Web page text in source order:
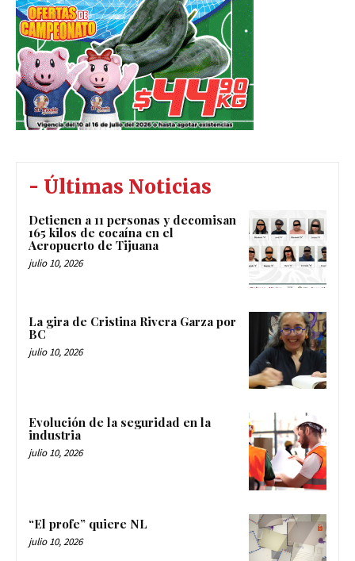
- Últimas Noticias
Detienen a 11 personas y decomisan
165 kilos de cocaína en el
Aeropuerto de Tijuana
julio 10, 2026
La gira de Cristina Rivera Garza por
BC
julio 10, 2026
Evolución de la seguridad en la
industria
julio 10, 2026
“El profe” quiere NL
julio 10, 2026